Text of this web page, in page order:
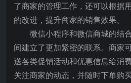
了商家的管理工作，还可以根据
的改进，提升商家的销售效果。
微信小程序和微信商城的结
间建立了更加紧密的联系。商家
送各类促销活动和优惠信息给消
关注商家的动态，并随时下单购